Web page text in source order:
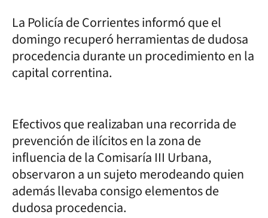
La Policía de Corrientes informó que el
domingo recuperó herramientas de dudosa
procedencia durante un procedimiento en la
capital correntina.
Efectivos que realizaban una recorrida de
prevención de ilícitos en la zona de
influencia de la Comisaría III Urbana,
observaron a un sujeto merodeando quien
además llevaba consigo elementos de
dudosa procedencia.